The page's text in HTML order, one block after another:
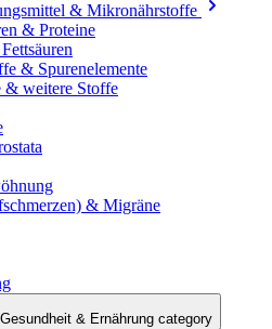
& Mikronährstoffe
& Proteine
& Spurenelemente
& weitere Stoffe
& Migräne
& Ernährung category